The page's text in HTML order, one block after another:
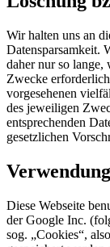
Wir halten uns an
Datensparsamkeit.
daher nur so lange,
Zwecke
vorgesehenen
des jeweiligen
entsprechenden
gesetzlichen
Diese Webseite
der Google Inc.
sog. „Cookies“,